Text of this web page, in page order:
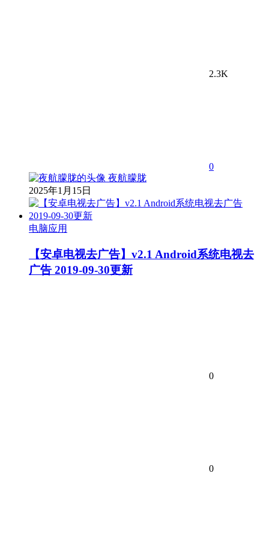
2.3K
0
夜航朦胧
2025年1月15日
电脑应用
【安卓电视去广告】v2.1 Android系统电视去
广告 2019-09-30更新
0
0